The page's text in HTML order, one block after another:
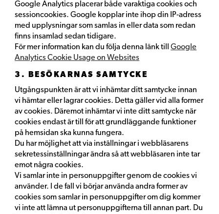
Google Analytics placerar både varaktiga cookies och
sessioncookies. Google kopplar inte ihop din IP-adress
med upplysningar som samlas in eller data som redan
finns insamlad sedan tidigare.
För mer information kan du följa denna länk tillGoogle
Analytics Cookie Usage on Websites
3. BESÖKARNAS SAMTYCKE
Utgångspunkten är att vi inhämtar ditt samtycke innan
vi hämtar eller lagrar cookies. Detta gäller vid alla former
av cookies. Däremot inhämtar vi inte ditt samtycke när
cookies endast är till för att grundläggande funktioner
på hemsidan ska kunna fungera.
Du har möjlighet att via inställningar i webbläsarens
sekretessinställningar ändra så att webbläsaren inte tar
emot några cookies.
Vi samlar inte in personuppgifter genom de cookies vi
använder. I de fall vi börjar använda andra former av
cookies som samlar in personuppgifter om dig kommer
vi inte att lämna ut personuppgifterna till annan part. Du